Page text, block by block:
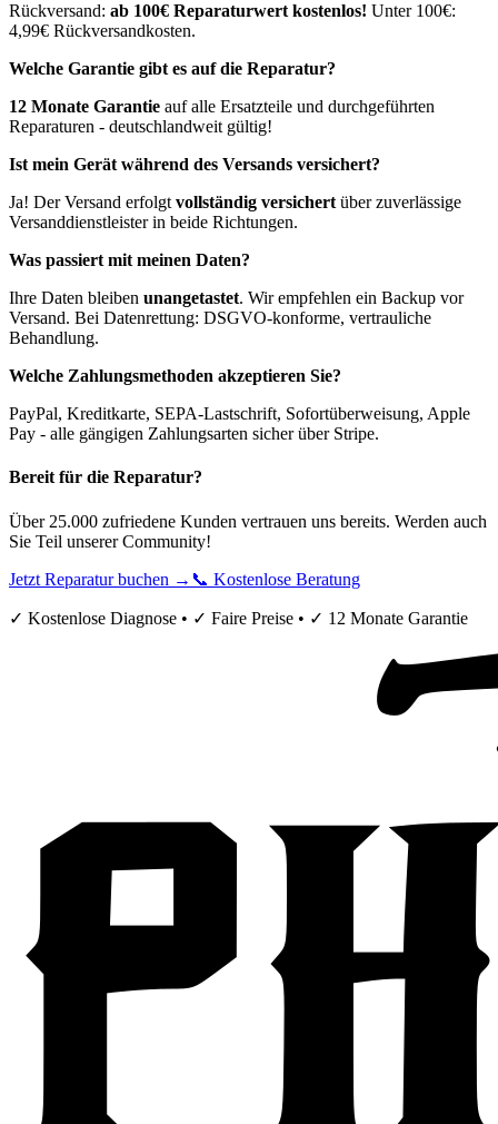
Rückversand: ab 100€ Reparaturwert kostenlos! Unter 100€:
4,99€ Rückversandkosten.
Welche Garantie gibt es auf die Reparatur?
12 Monate Garantie auf alle Ersatzteile und durchgeführten
Reparaturen - deutschlandweit gültig!
Ist mein Gerät während des Versands versichert?
Ja! Der Versand erfolgt vollständig versichert über zuverlässige
Versanddienstleister in beide Richtungen.
Was passiert mit meinen Daten?
Ihre Daten bleiben unangetastet. Wir empfehlen ein Backup vor
Versand. Bei Datenrettung: DSGVO-konforme, vertrauliche
Behandlung.
Welche Zahlungsmethoden akzeptieren Sie?
PayPal, Kreditkarte, SEPA-Lastschrift, Sofortüberweisung, Apple
Pay - alle gängigen Zahlungsarten sicher über Stripe.
Bereit für die Reparatur?
Über 25.000 zufriedene Kunden vertrauen uns bereits. Werden auch
Sie Teil unserer Community!
Jetzt Reparatur buchen → 📞 Kostenlose Beratung
✓ Kostenlose Diagnose • ✓ Faire Preise • ✓ 12 Monate Garantie